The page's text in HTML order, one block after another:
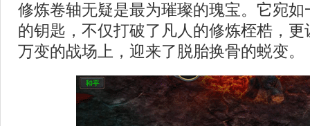
修炼卷轴无疑是最为璀璨的瑰宝。它宛
的钥匙，不仅打破了凡人的修炼桎梏，
万变的战场上，迎来了脱胎换骨的蜕变。